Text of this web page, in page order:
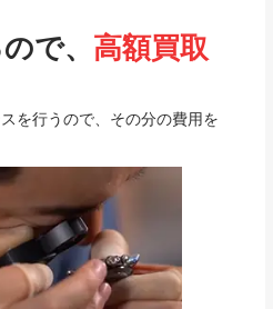
で、 高額買取
を行うので、その分の費用を